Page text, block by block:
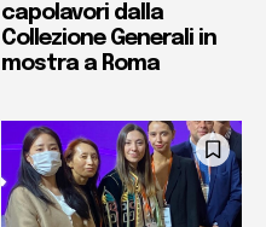
capolavori dalla
Collezione Generali in
mostra a Roma